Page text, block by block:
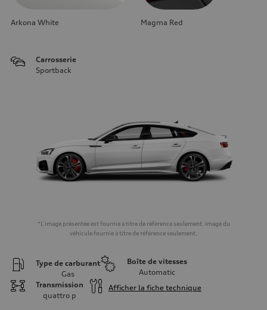
Arkona White Magma Red
Carrosserie
Sportback
*L’image présentée est fournie à titre de référence seulement. Image du
véhicule fournie à titre de référence seulement.
Type de carburant
Gas
Boîte de vitesses
Automatic
Transmission
quattro p
Afficher la fiche technique